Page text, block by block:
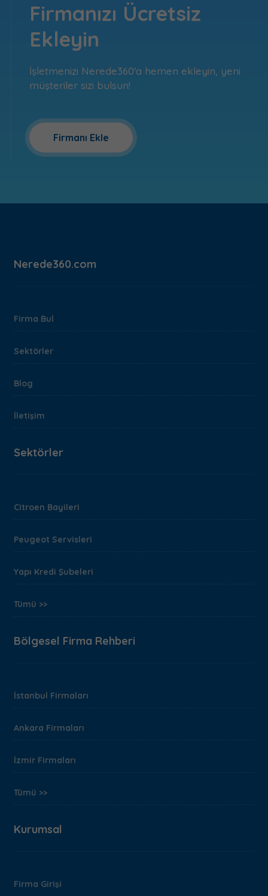
Firmanızı Ücretsiz
Ekleyin
İşletmenizi Nerede360'a hemen ekleyin, yeni
müşteriler sizi bulsun!
Firmanı Ekle
Nerede360.com
Firma Bul
Sektörler
Blog
İletişim
Sektörler
Citroen Bayileri
Peugeot Servisleri
Yapı Kredi Şubeleri
Tümü >>
Bölgesel Firma Rehberi
İstanbul Firmaları
Ankara Firmaları
İzmir Firmaları
Tümü >>
Kurumsal
Firma Girişi